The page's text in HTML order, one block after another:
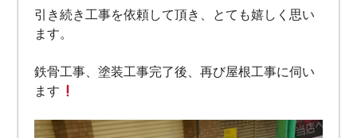
引き続き工事を依頼して頂き、とても嬉しく思い
ます。
鉄骨工事、塗装工事完了後、再び屋根工事に伺い
ます